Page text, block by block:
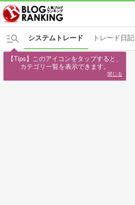
トレード日記
システムトレード
【Tips】このアイコンをタップすると、
カテゴリ一覧を表示できます。
閉じる